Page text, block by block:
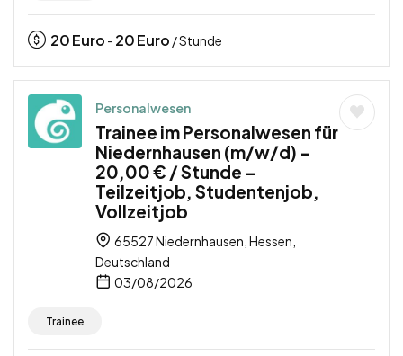
20Euro - 20Euro / Stunde
Personalwesen
Trainee im Personalwesen für
Niedernhausen (m/w/d) –
20,00 € / Stunde –
Teilzeitjob, Studentenjob,
Vollzeitjob
65527 Niedernhausen, Hessen,
Deutschland
03/08/2026
Trainee